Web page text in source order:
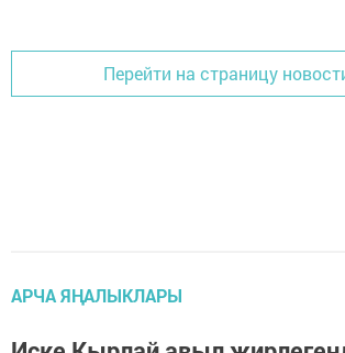
Перейти на страницу
АРЧА ЯҢАЛЫКЛАРЫ